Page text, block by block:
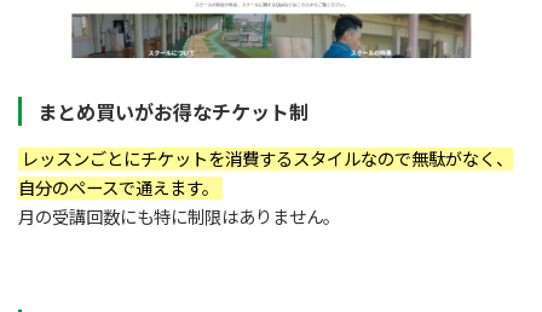
まとめ買いがお得なチケット制
レッスンごとにチケットを消費するスタイルなので無駄がなく、
自分のペースで通えます。
月の受講回数にも特に制限はありません。